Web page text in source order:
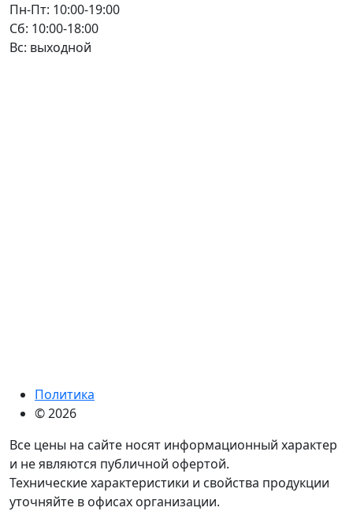
Пн-Пт: 10:00-19:00
Сб: 10:00-18:00
Вс: выходной
Политика
© 2026
Все цены на сайте носят информационный характер
и не являются публичной офертой.
Технические характеристики и свойства продукции
уточняйте в офисах организации.